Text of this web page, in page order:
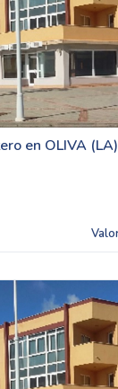
en OLIVA (LA)